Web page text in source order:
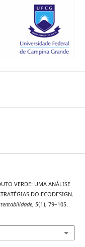
VERDE: UMA ANÁLISE
DO ECODESIGN.
, 5(1), 79–105.